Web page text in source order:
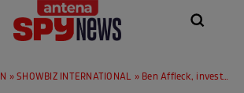
»SHOWBIZ INTERNATIONAL » Ben Affleck, investiție de 20 de milioane de dolari în Los Angeles. Ce și-a cumpărat actorul în plin divorț de Jennifer Lopez